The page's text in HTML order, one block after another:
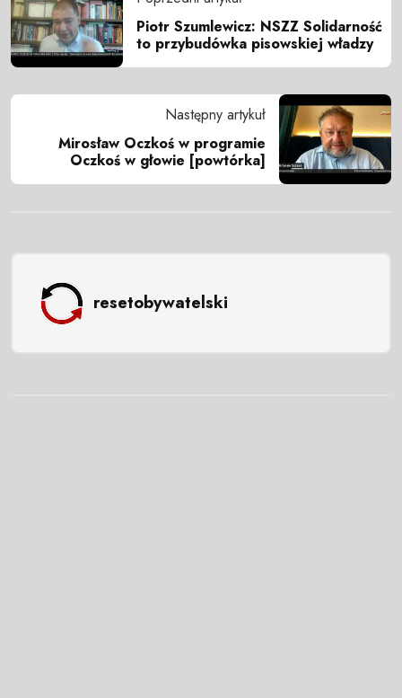
Piotr Szumlewicz: NSZZ Solidarność
to przybudówka pisowskiej władzy
Następny artykuł
Mirosław Oczkoś w programie
Oczkoś w głowie [powtórka]
resetobywatelski